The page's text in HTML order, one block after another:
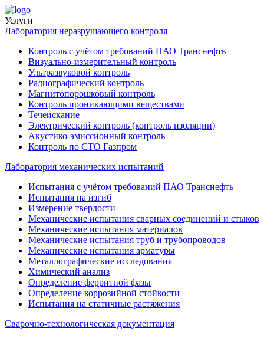
Услуги
Лаборатория неразрушающего контроля
Контроль с учётом требований ПАО Транснефть
Визуально-измерительный контроль
Ультразвуковой контроль
Радиографический контроль
Магнитопорошковый контроль
Контроль проникающими веществами
Течеискание
Электрический контроль (контроль изоляции)
Акустико-эмиссионный контроль
Контроль по СТО Газпром
Лаборатория механических испытаний
Испытания с учётом требований ПАО Транснефть
Испытания на изгиб
Измерение твердости
Механические испытания сварных соединений и стыков
Механические испытания материалов
Механические испытания труб и трубопроводов
Механические испытания арматуры
Металлографические исследования
Химический анализ
Определение ферритной фазы
Определение коррозийной стойкости
Испытания на статичные растяжения
Сварочно-технологическая документация